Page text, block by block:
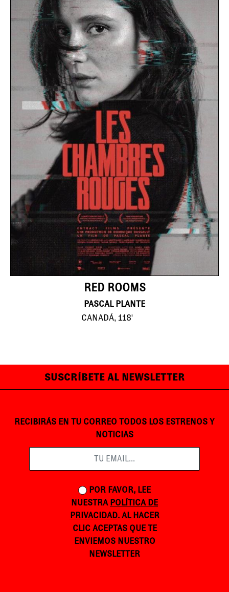
RED ROOMS
PASCAL PLANTE
CANADÁ, 118'
SUSCRÍBETE AL NEWSLETTER
RECIBIRÁS EN TU CORREO TODOS LOS ESTRENOS Y
NOTICIAS
POR FAVOR, LEE
NUESTRA POLÍTICA DE
PRIVACIDAD. AL HACER
CLIC ACEPTAS QUE TE
ENVIEMOS NUESTRO
NEWSLETTER